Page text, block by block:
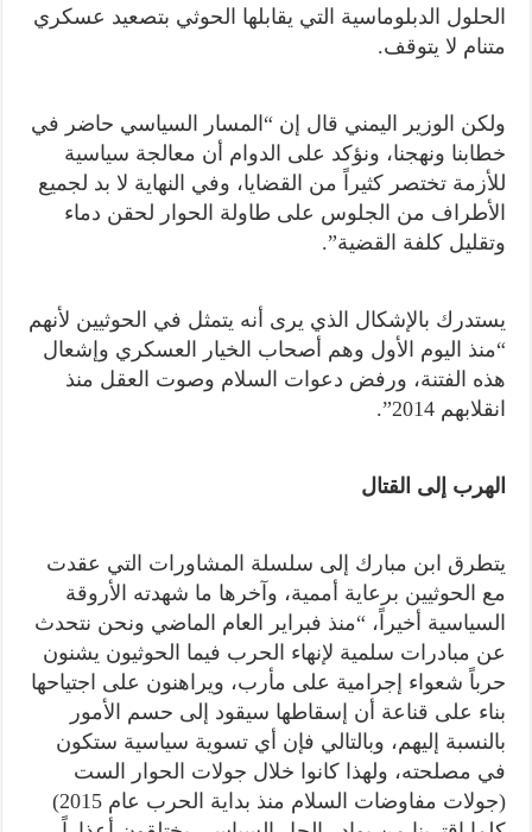
الحلول الدبلوماسية التي يقابلها الحوثي بتصعيد عسكري
متنام لا يتوقف.
ولكن الوزير اليمني قال إن “المسار السياسي حاضر في
خطابنا ونهجنا، ونؤكد على الدوام أن معالجة سياسية
للأزمة تختصر كثيراً من القضايا، وفي النهاية لا بد لجميع
الأطراف من الجلوس على طاولة الحوار لحقن دماء
وتقليل كلفة القضية”.
يستدرك بالإشكال الذي يرى أنه يتمثل في الحوثيين لأنهم
“منذ اليوم الأول وهم أصحاب الخيار العسكري وإشعال
هذه الفتنة، ورفض دعوات السلام وصوت العقل منذ
انقلابهم 2014”.
الهرب إلى القتال
يتطرق ابن مبارك إلى سلسلة المشاورات التي عقدت
مع الحوثيين برعاية أممية، وآخرها ما شهدته الأروقة
السياسية أخيراً، “منذ فبراير العام الماضي ونحن نتحدث
عن مبادرات سلمية لإنهاء الحرب فيما الحوثيون يشنون
حرباً شعواء إجرامية على مأرب، ويراهنون على اجتياحها
بناء على قناعة أن إسقاطها سيقود إلى حسم الأمور
بالنسبة إليهم، وبالتالي فإن أي تسوية سياسية ستكون
في مصلحته، ولهذا كانوا خلال جولات الحوار الست
(جولات مفاوضات السلام منذ بداية الحرب عام 2015)